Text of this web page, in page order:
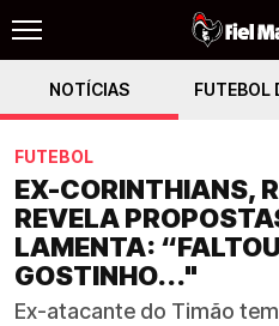
NOTÍCIAS FUTEBOL
FUTEBOL
EX-CORINTHIANS,
REVELA
LAMENTA:
GOSTINHO..."
Ex-atacante do Timão